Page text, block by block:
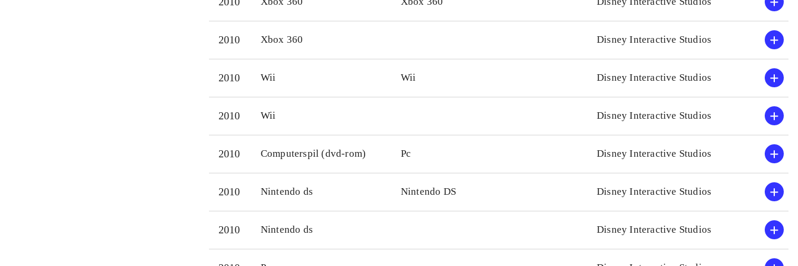
2010 Xbox 360 Disney Interactive Studios
2010 Wii Wii Disney Interactive Studios
2010 Wii Disney Interactive Studios
2010 Computerspil (dvd-rom) Pc Disney Interactive Studios
2010 Nintendo ds Nintendo DS Disney Interactive Studios
2010 Nintendo ds Disney Interactive Studios